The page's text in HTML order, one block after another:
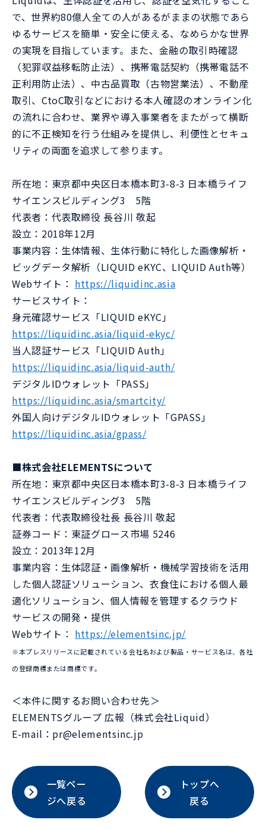
で、世界約80億人全ての人があるがままの状態であら
ゆるサービスを簡単・安全に使える、なめらかな世界
の実現を目指しています。また、金融の取引時確認
（犯罪収益移転防止法）、携帯電話契約（携帯電話不
正利用防止法）、中古品買取（古物営業法）、不動産
取引、CtoC取引などにおける本人確認のオンライン化
の流れに合わせ、業界や導入事業者をまたがって横断
的に不正検知を行う仕組みを提供し、利便性とセキュ
リティの両面を追求して参ります。
所在地：東京都中央区日本橋本町3-8-3 日本橋ライフ
サイエンスビルディング3 5階
代表者：代表取締役 長谷川 敬起
設立：2018年12月
事業内容：生体情報、生体行動に特化した画像解析・
ビッグデータ解析（LIQUID eKYC、LIQUID Auth等）
Webサイト： https://liquidinc.asia
サービスサイト：
身元確認サービス「LIQUID eKYC」
https://liquidinc.asia/liquid-ekyc/
当人認証サービス「LIQUID Auth」
https://liquidinc.asia/liquid-auth/
デジタルIDウォレット「PASS」
https://liquidinc.asia/smartcity/
外国人向けデジタルIDウォレット「GPASS」
https://liquidinc.asia/gpass/
■株式会社ELEMENTSについて
所在地：東京都中央区日本橋本町3-8-3 日本橋ライフ
サイエンスビルディング3 5階
代表者：代表取締役社長 長谷川 敬起
証券コード：東証グロース市場 5246
設立：2013年12月
事業内容：生体認証・画像解析・機械学習技術を活用
した個人認証ソリューション、衣食住における個人最
適化ソリューション、個人情報を管理するクラウド
サービスの開発・提供
Webサイト： https://elementsinc.jp/
※本プレスリリースに記載されている会社名および製品・サービス名は、各社
の登録商標または商標です。
＜本件に関するお問い合わせ先＞
ELEMENTSグループ 広報（株式会社Liquid）
E-mail：pr@elementsinc.jp
一覧ペー
ジへ戻る
トップへ
戻る